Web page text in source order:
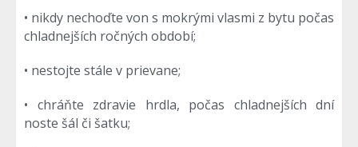
• nikdy nechoďte von s mokrými vlasmi z bytu počas
chladnejších ročných období;
• nestojte stále v prievane;
• chráňte zdravie hrdla, počas chladnejších dní
noste šál či šatku;